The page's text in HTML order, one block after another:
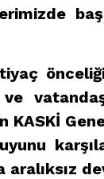
aralıksız